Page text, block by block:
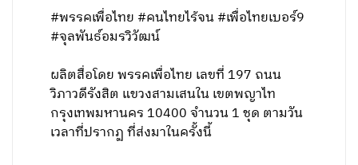
#พรรคเพื่อไทย #คนไทยไร้จน #เพื่อไทยเบอร์9
#จุลพันธ์อมรวิวัฒน์
ผลิตสื่อโดย พรรคเพื่อไทย เลขที่ 197 ถนน
วิภาวดีรังสิต แขวงสามเสนใน เขตพญาไท
กรุงเทพมหานคร 10400 จำนวน 1 ชุด ตามวัน
เวลาที่ปรากฏ ที่ส่งมาในครั้งนี้